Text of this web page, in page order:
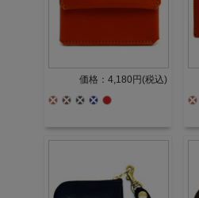
価格：4,180円(税込)